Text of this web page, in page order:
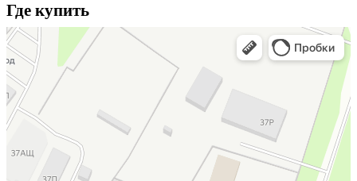
Где купить